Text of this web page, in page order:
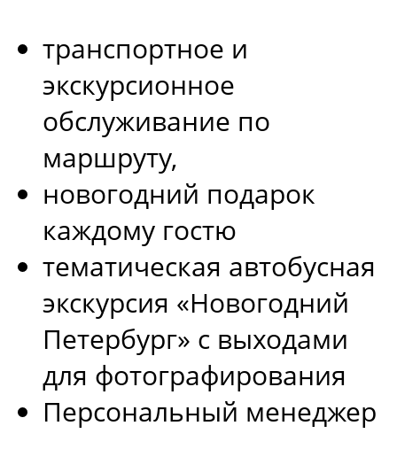
транспортное и
экскурсионное
обслуживание по
маршруту,
новогодний подарок
каждому гостю
тематическая автобусная
экскурсия «Новогодний
Петербург» с выходами
для фотографирования
Персональный менеджер